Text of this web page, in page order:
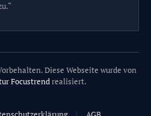
Diese Webseite wurde von
Focustrendrealisiert.